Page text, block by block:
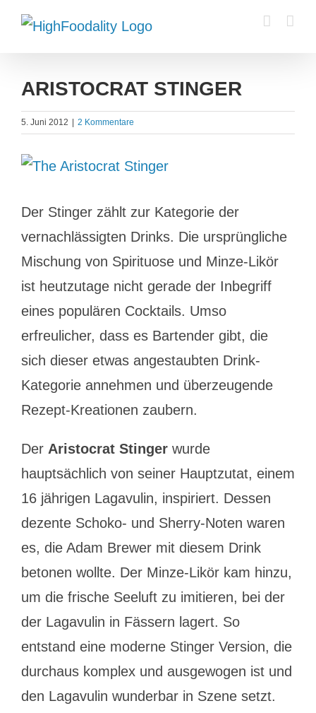
Zum
Inhalt
ARISTOCRAT STINGER
5. Juni 2012 2 Kommentare
Zeige
Bild
Der Stinger zählt zur Kategorie der
vernachlässigten Drinks. Die ursprüngliche
Mischung von Spirituose und Minze-Likör
ist heutzutage nicht gerade der Inbegriff
eines populären Cocktails. Umso
erfreulicher, dass es Bartender gibt, die
sich dieser etwas angestaubten Drink-
Kategorie annehmen und überzeugende
Rezept-Kreationen zaubern.
Der Aristocrat Stinger wurde
hauptsächlich von seiner Hauptzutat, einem
16 jährigen Lagavulin, inspiriert. Dessen
dezente Schoko- und Sherry-Noten waren
es, die Adam Brewer mit diesem Drink
betonen wollte. Der Minze-Likör kam hinzu,
um die frische Seeluft zu imitieren, bei der
der Lagavulin in Fässern lagert. So
entstand eine moderne Stinger Version, die
durchaus komplex und ausgewogen ist und
den Lagavulin wunderbar in Szene setzt.